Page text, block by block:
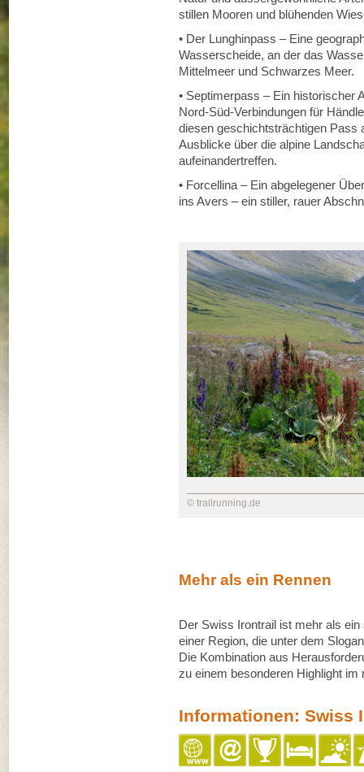
stillen Mooren und blühenden
• Der Lunghinpass – Eine
Wasserscheide, an der das
Mittelmeer und Schwarzes Meer.
• Septimerpass – Ein historischer
Nord-Süd-Verbindungen für
diesen geschichtsträchtigen Pass
Ausblicke über die alpine
aufeinandertreffen.
• Forcellina – Ein abgelegener
ins Avers – ein stiller, rauer
© trailrunning.de
Mehr als ein Rennen
Der Swiss Irontrail ist mehr als
einer Region, die unter dem
Die Kombination aus
zu einem besonderen Highlight im
Informationen: Swiss